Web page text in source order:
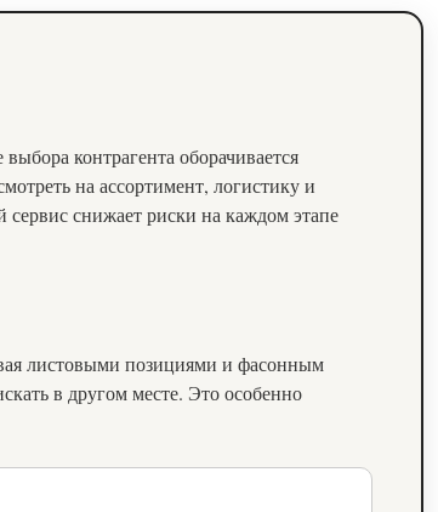
контрагента оборачивается
на ассортимент, логистику и
снижает риски на каждом этапе
листовыми позициями и фасонным
в другом месте. Это особенно